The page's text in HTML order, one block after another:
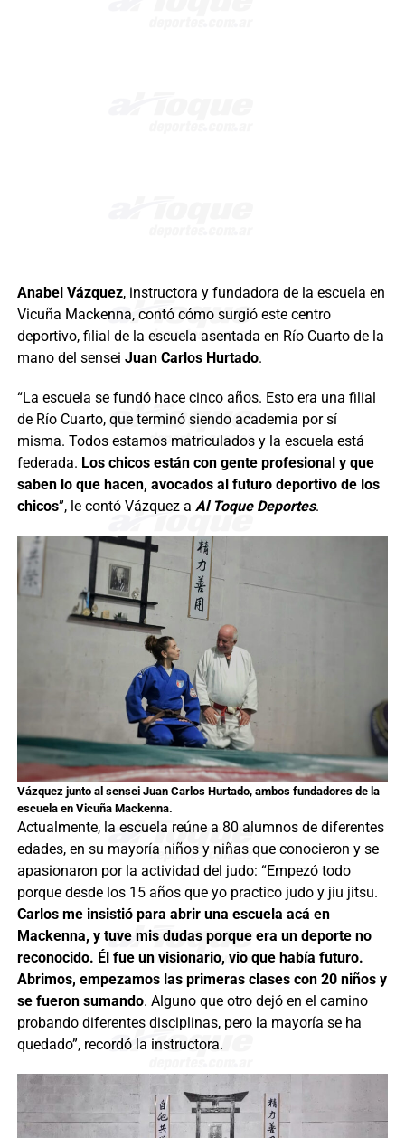
Anabel Vázquez, instructora y fundadora de la escuela en
Vicuña Mackenna, contó cómo surgió este centro
deportivo, filial de la escuela asentada en Río Cuarto de la
mano del sensei Juan Carlos Hurtado.
“La escuela se fundó hace cinco años. Esto era una filial
de Río Cuarto, que terminó siendo academia por sí
misma. Todos estamos matriculados y la escuela está
federada. Los chicos están con gente profesional y que
saben lo que hacen, avocados al futuro deportivo de los
chicos”, le contó Vázquez a Al Toque Deportes.
Vázquez junto al sensei Juan Carlos Hurtado, ambos fundadores de la
escuela en Vicuña Mackenna.
Actualmente, la escuela reúne a 80 alumnos de diferentes
edades, en su mayoría niños y niñas que conocieron y se
apasionaron por la actividad del judo: “Empezó todo
porque desde los 15 años que yo practico judo y jiu jitsu.
Carlos me insistió para abrir una escuela acá en
Mackenna, y tuve mis dudas porque era un deporte no
reconocido. Él fue un visionario, vio que había futuro.
Abrimos, empezamos las primeras clases con 20 niños y
se fueron sumando. Alguno que otro dejó en el camino
probando diferentes disciplinas, pero la mayoría se ha
quedado”, recordó la instructora.